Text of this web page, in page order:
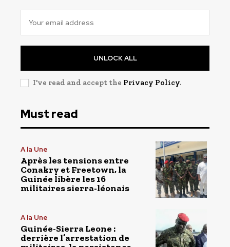
UNLOCK ALL
I've read and accept the Privacy Policy.
Must read
A la Une
Après les tensions entre
Conakry et Freetown, la
Guinée libère les 16
militaires sierra-léonais
A la Une
Guinée-Sierra Leone :
derrière l’arrestation de